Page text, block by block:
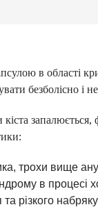
в області
безболісно і
запалюється,
трохи вище
в процесі
різкого